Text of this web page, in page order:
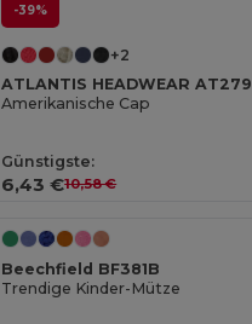
-39%
+2
ATLANTIS HEADWEAR AT279
Amerikanische Cap
Günstigste:
6,43 €10,58 €
Beechfield BF381B
Trendige Kinder-Mütze